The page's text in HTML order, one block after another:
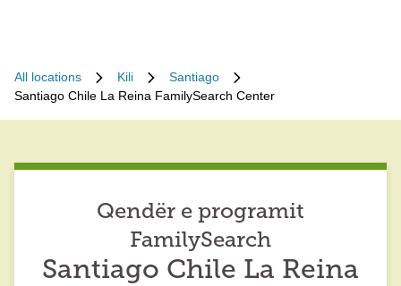
All locations Kili
Santiago
Santiago Chile La Reina FamilySearch Center
Qendër e programit
FamilySearch
Santiago Chile La Reina